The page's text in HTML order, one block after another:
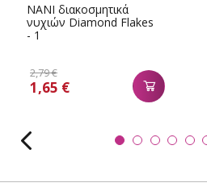
NANI διακοσμητικά
νυχιών Diamond Flakes
- 1
2,79 €
1,65 €